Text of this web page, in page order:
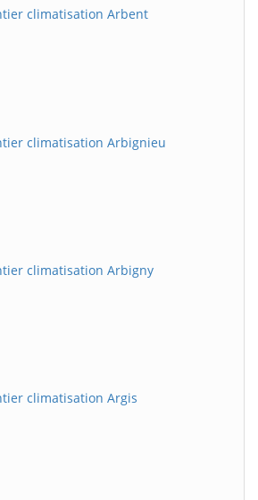
climatisation Arbent
climatisation Arbignieu
climatisation Arbigny
climatisation Argis